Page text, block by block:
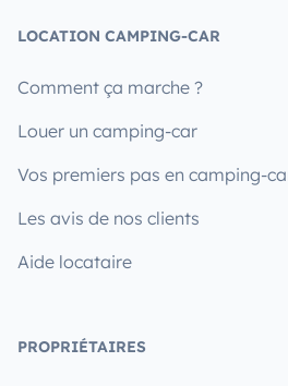
LOCATION CAMPING-CAR
Comment ça marche ?
Louer un camping-car
Vos premiers pas en camping-
Les avis de nos clients
Aide locataire
PROPRIÉTAIRES